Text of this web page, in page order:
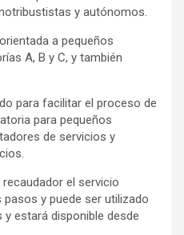
y autónomos.
a pequeños
A, B y C, y también
para facilitar el proceso de
para pequeños
de servicios y
el servicio
y puede ser utilizado
estará disponible desde